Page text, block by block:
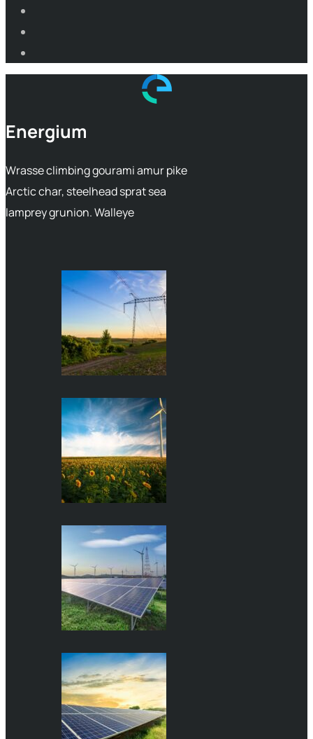
Energium
Wrasse climbing gourami amur pike
Arctic char, steelhead sprat sea
lamprey grunion. Walleye